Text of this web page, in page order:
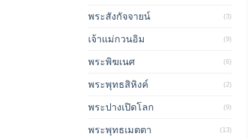
พระสังกัจจายน์ (3)
เจ้าแม่กวนอิม (9)
พระพิฆเนศ (6)
พระพุทธสิหิงค์ (2)
พระปางเปิดโลก (9)
พระพุทธเมตตา (13)